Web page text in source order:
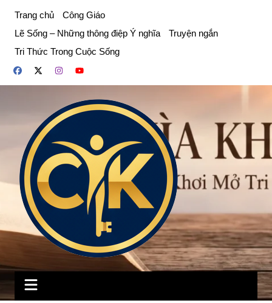
phần
dung
Trang chủ
Công Giáo
Lẽ Sống – Những thông điệp Ý nghĩa
Truyện ngắn
Tri Thức Trong Cuộc Sống